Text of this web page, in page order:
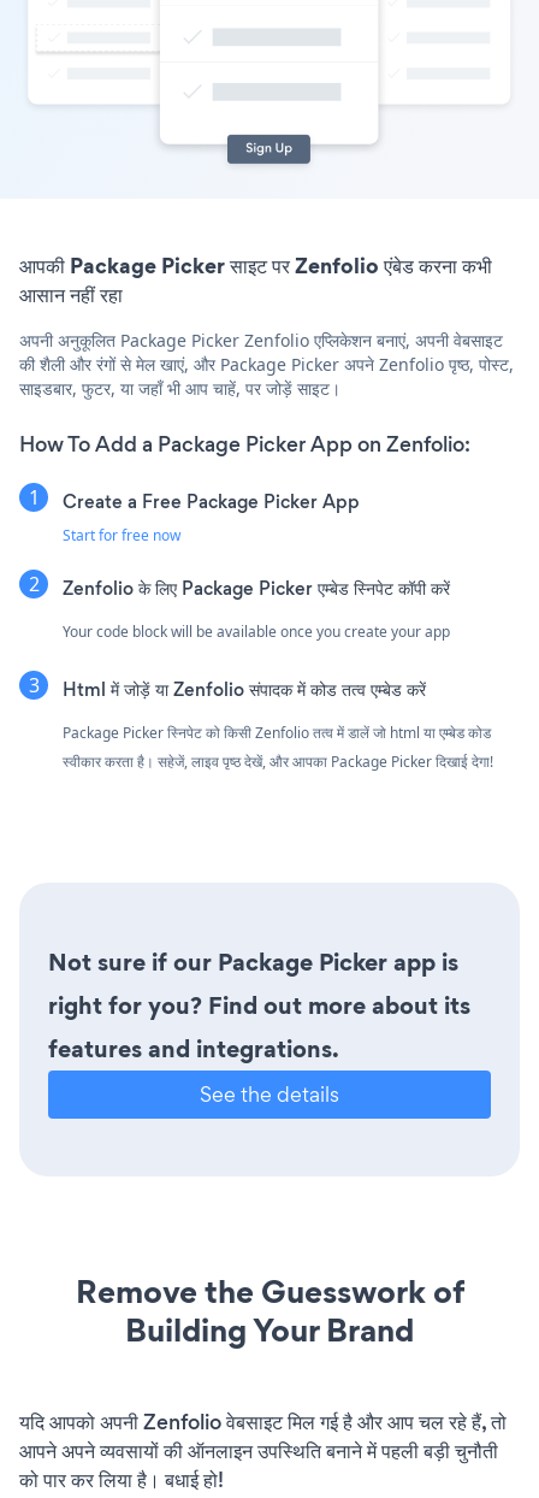
आपकी Package Picker साइट पर Zenfolio एंबेड करना कभी
आसान नहीं रहा
अपनी अनुकूलित Package Picker Zenfolio एप्लिकेशन बनाएं, अपनी वेबसाइट
की शैली और रंगों से मेल खाएं, और Package Picker अपने Zenfolio पृष्ठ, पोस्ट,
साइडबार, फुटर, या जहाँ भी आप चाहें, पर जोड़ें साइट।
How To Add a Package Picker App on Zenfolio:
Create a Free Package Picker App
Start for free now
Zenfolio के लिए Package Picker एम्बेड स्निपेट कॉपी करें
Your code block will be available once you create your app
Html में जोड़ें या Zenfolio संपादक में कोड तत्व एम्बेड करें
Package Picker स्निपेट को किसी Zenfolio तत्व में डालें जो html या एम्बेड कोड
स्वीकार करता है। सहेजें, लाइव पृष्ठ देखें, और आपका Package Picker दिखाई देगा!
Not sure if our Package Picker app is
right for you? Find out more about its
features and integrations.
See the details
Remove the Guesswork of
Building Your Brand
यदि आपको अपनी Zenfolio वेबसाइट मिल गई है और आप चल रहे हैं, तो
आपने अपने व्यवसायों की ऑनलाइन उपस्थिति बनाने में पहली बड़ी चुनौती
को पार कर लिया है। बधाई हो!